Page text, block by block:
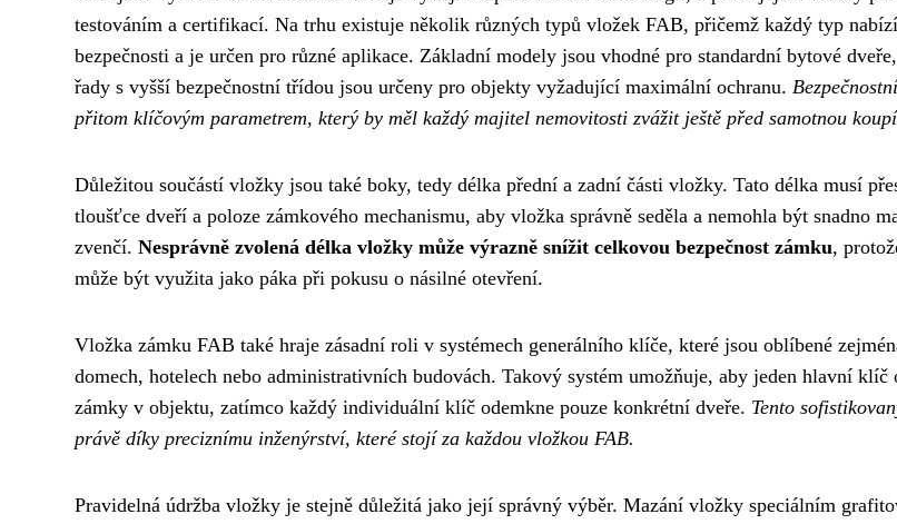
testováním a certifikací. Na trhu existuje několik různých typů vložek FAB, přičemž každý typ
bezpečnosti a je určen pro různé aplikace. Základní modely jsou vhodné pro standardní bytové
řady s vyšší bezpečnostní třídou jsou určeny pro objekty vyžadující maximální ochranu.
přitom klíčovým parametrem, který by měl každý majitel nemovitosti zvážit ještě před samotnou
Důležitou součástí vložky jsou také boky, tedy délka přední a zadní části vložky. Tato délka musí
tloušťce dveří a poloze zámkového mechanismu, aby vložka správně seděla a nemohla být snadno
zvenčí. Nesprávně zvolená délka vložky může výrazně snížit celkovou bezpečnost zámku,
může být využita jako páka při pokusu o násilné otevření.
Vložka zámku FAB také hraje zásadní roli v systémech generálního klíče, které jsou oblíbené
domech, hotelech nebo administrativních budovách. Takový systém umožňuje, aby jeden hlavní klíč
zámky v objektu, zatímco každý individuální klíč odemkne pouze konkrétní dveře. Tento
právě díky preciznímu inženýrství, které stojí za každou vložkou FAB.
Pravidelná údržba vložky je stejně důležitá jako její správný výběr. Mazání vložky speciálním